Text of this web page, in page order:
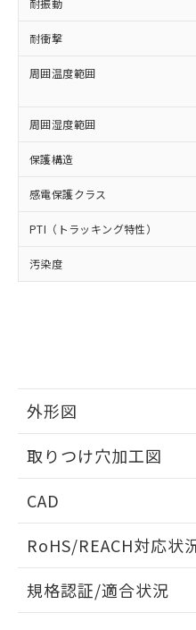
耐振動
耐衝撃
周囲温度範囲
周囲湿度範囲
保護構造
感電保護クラス
PTI（トラッキング特性）
汚染度
外形図
取りつけ穴加工図
CAD
ドすることができます。
ログイ
RoHS/REACH対応状
EU RoHS 注意事項・凡
規格認証/適合状況
正式な納期状
様のお取引先
ムロン制御機
オムロン制御
販売ネ
在庫状況およ
事前の承諾な
示しないよう
マイパーツ機能
ビス）をご利
メンバーズにご
お客様が当ウ
指します。
但し、RoHS指令で産業
適用除外項目は除く。
フタル酸エステル類の４
図的な使用がないことを
部品在庫の切り替え
月が前後することが
※3 非含有証明書
51物質の非含有証明
※本証明書は発行日
るもので、過去に遡
ものではありません。
また、RoHS指令
欄に対応日を記載し
既に当社にて対応
していることから、
り、2022年1月12日
す。
DBP(フタル酸ジブチル) :
イソブチル) : 1000ppm、
DEHP(フタル酸ビス(2-エ
準値以下であること
「10」：通常の使用
質が外部に漏えいし
及ぼさない年数を意
「－」：未確認で
全に破砕する
いよう必要な
当社は貴社製
ル、化学兵器
武器並びにこ
当社は、貴社
場合は、上記
該第三者に通
販売先および販
法に輸出する
り引きをいた
一定数に
－
在庫なし(
いては、
たはお客
機器販売
空
受注生産
情報を公